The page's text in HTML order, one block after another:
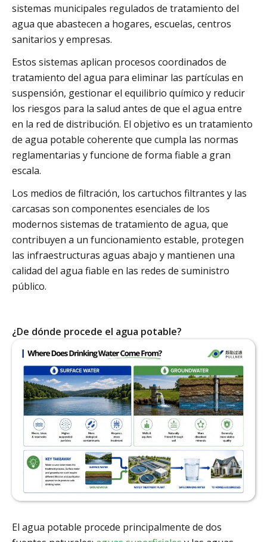
sistemas municipales regulados de tratamiento del
agua que abastecen a hogares, escuelas, centros
sanitarios y empresas.
Estos sistemas aplican procesos coordinados de
tratamiento del agua para eliminar las partículas en
suspensión, gestionar el equilibrio químico y reducir
los riesgos para la salud antes de que el agua entre
en la red de distribución. El objetivo es un tratamiento
de agua potable coherente que cumpla las normas
reglamentarias y funcione de forma fiable a gran
escala.
Los medios de filtración, los cartuchos filtrantes y las
carcasas son componentes esenciales de los
modernos sistemas de tratamiento de agua, que
contribuyen a un funcionamiento estable, protegen
las infraestructuras aguas abajo y mantienen una
calidad del agua fiable en las redes de suministro
público.
¿De dónde procede el agua potable?
El agua potable procede principalmente de dos